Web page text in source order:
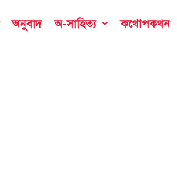
অনুবাদ অ-সাহিত্য কথোপকথন